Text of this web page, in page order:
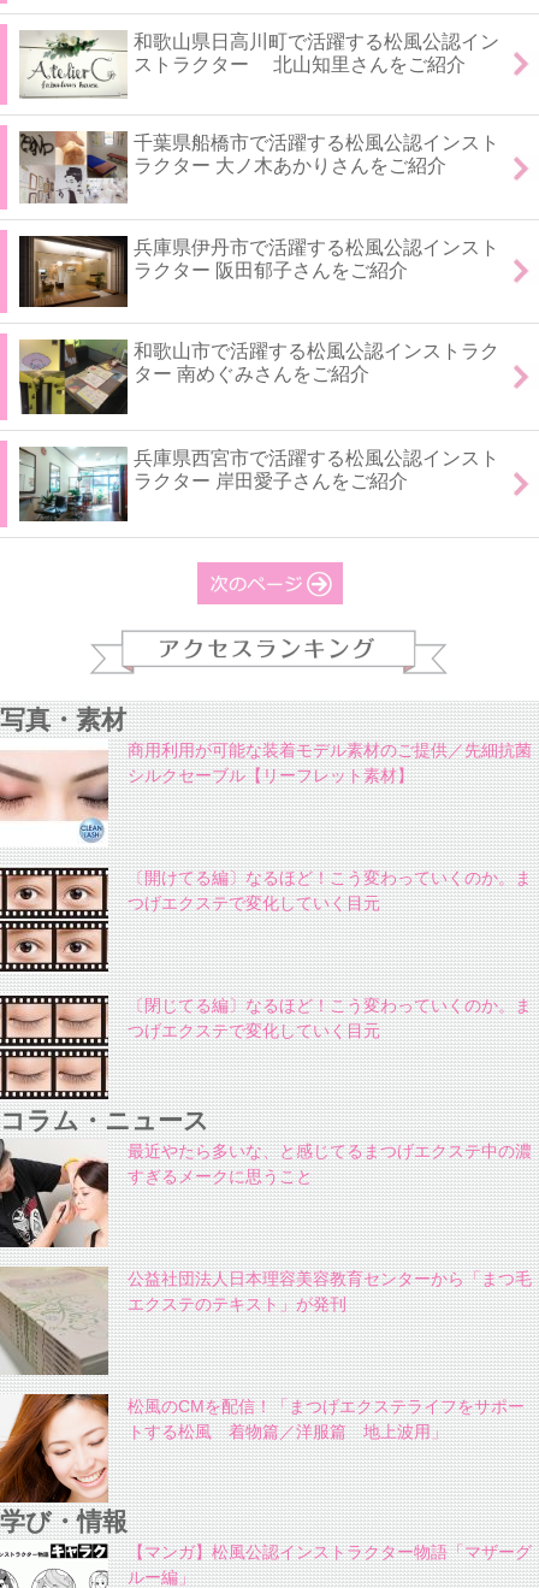
和歌山県日高川町で活躍する松風公認イン
ストラクター 北山知里さんをご紹介
千葉県船橋市で活躍する松風公認インスト
ラクター 大ノ木あかりさんをご紹介
兵庫県伊丹市で活躍する松風公認インスト
ラクター 阪田郁子さんをご紹介
和歌山市で活躍する松風公認インストラク
ター 南めぐみさんをご紹介
兵庫県西宮市で活躍する松風公認インスト
ラクター 岸田愛子さんをご紹介
写真・素材
商用利用が可能な装着モデル素材のご提供／先細抗菌
シルクセーブル【リーフレット素材】
〔開けてる編〕なるほど！こう変わっていくのか。ま
つげエクステで変化していく目元
〔閉じてる編〕なるほど！こう変わっていくのか。ま
つげエクステで変化していく目元
コラム・ニュース
最近やたら多いな、と感じてるまつげエクステ中の濃
すぎるメークに思うこと
公益社団法人日本理容美容教育センターから「まつ毛
エクステのテキスト」が発刊
松風のCMを配信！「まつげエクステライフをサポー
トする松風 着物篇／洋服篇 地上波用」
学び・情報
【マンガ】松風公認インストラクター物語「マザーグ
ルー編」